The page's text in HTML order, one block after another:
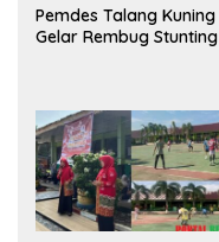
Pemdes Talang Kuning
Gelar Rembug Stunting